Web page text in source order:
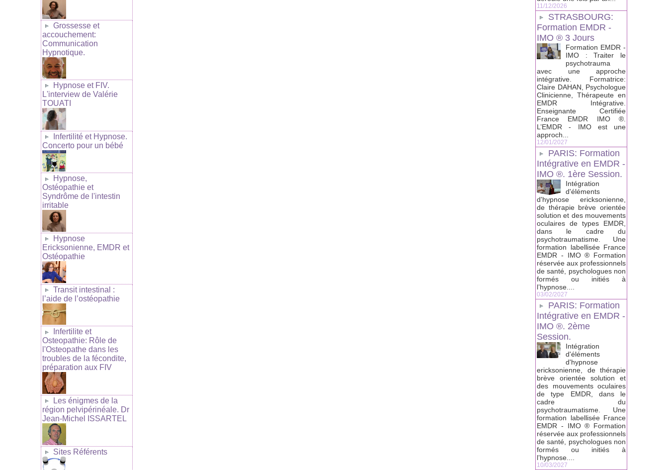
Grossesse et
accouchement:
Communication
Hypnotique.
Hypnose et FIV.
L'interview de Valérie
TOUATI
Infertilité et Hypnose.
Concerto pour un bébé
Hypnose,
Ostéopathie et
Syndrôme de l'intestin
irritable
Hypnose
Ericksonienne, EMDR et
Ostéopathie
Transit intestinal :
l’aide de l’ostéopathie
Infertilite et
Osteopathie: Rôle de
l'Osteopathe dans les
troubles de la fécondite,
préparation aux FIV
Les énigmes de la
région pelvipérinéale. Dr
Jean-Michel ISSARTEL
Sites Référents
11/12/2026
STRASBOURG:
Formation EMDR -
IMO ® 3 Jours
Formation EMDR -
IMO : Traiter le
psychotrauma
avec une approche
intégrative. Formatrice:
Claire DAHAN, Psychologue
Clinicienne, Thérapeute en
EMDR Intégrative.
Enseignante Certifiée
France EMDR IMO ®.
L’EMDR - IMO est une
approch...
12/01/2027
PARIS: Formation
Intégrative en EMDR -
IMO ®. 1ère Session.
Intégration
d'éléments
d'hypnose ericksonienne,
de thérapie brève orientée
solution et des mouvements
oculaires de types EMDR,
dans le cadre du
psychotraumatisme. Une
formation labellisée France
EMDR - IMO ® Formation
réservée aux professionnels
de santé, psychologues non
formés ou initiés à
l’hypnose....
03/02/2027
PARIS: Formation
Intégrative en EMDR -
IMO ®. 2ème
Session.
Intégration
d'éléments
d'hypnose
ericksonienne, de thérapie
brève orientée solution et
des mouvements oculaires
de type EMDR, dans le
cadre du
psychotraumatisme. Une
formation labellisée France
EMDR - IMO ® Formation
réservée aux professionnels
de santé, psychologues non
formés ou initiés à
l’hypnose....
10/03/2027